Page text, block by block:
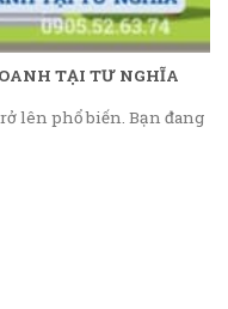
TẠI TƯ NGHĨA
lên phổ biến. Bạn đang